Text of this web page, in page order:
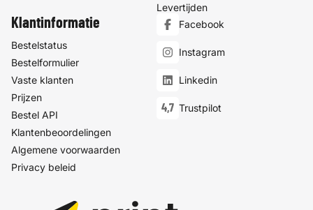
Levertijden
Klantinformatie
Bestelstatus
Bestelformulier
Vaste klanten
Prijzen
Bestel API
Klantenbeoordelingen
Algemene voorwaarden
Privacy beleid
Facebook
Instagram
Linkedin
4,7 Trustpilot